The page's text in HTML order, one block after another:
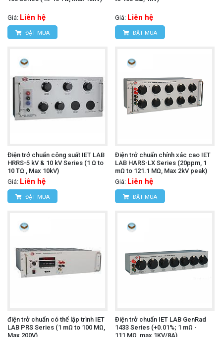
Giá: Liên hệ
ĐẶT MUA
Giá: Liên hệ
ĐẶT MUA
Điện trở chuẩn công suất IET LAB
HRRS-5 kV & 10 kV Series (1 Ω to
10 TΩ , Max 10kV)
Giá: Liên hệ
ĐẶT MUA
Điện trở chuẩn chính xác cao IET
LAB HARS-LX Series (20ppm, 1
mΩ to 121.1 MΩ, Max 2kV peak)
Giá: Liên hệ
ĐẶT MUA
điện trở chuẩn có thể lập trình IET
LAB PRS Series (1 mΩ to 100 MΩ,
Max 200V)
Điện trở chuẩn IET LAB GenRad
1433 Series (+0.01%; 1 mΩ -
111,MΩ, max 1KV/8A)